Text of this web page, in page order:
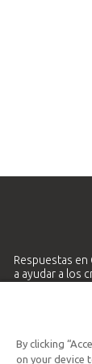
Respuestas
a ayudar a los
By clicking
on your device